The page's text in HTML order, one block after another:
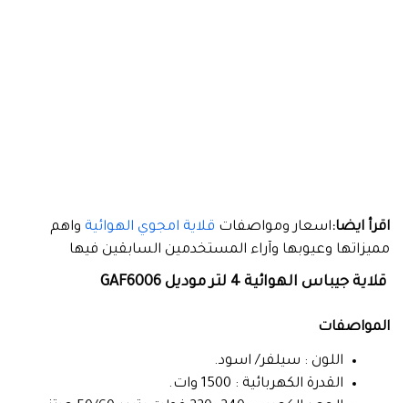
اقرأ ايضا:اسعار ومواصفات قلاية امجوي الهوائية واهم
مميزاتها وعيوبها وآراء المستخدمين السابقين فيها
قلاية جيباس الهوائية 4 لتر موديل GAF6006
المواصفات
اللون : سيلفر/ اسود.
القدرة الكهربائية : 1500 وات.